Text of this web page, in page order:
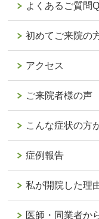
よくあるご質問
初めてご来院の
アクセス
ご来院者様の声
こんな症状の方
症例報告
私が開院した理
医師・同業者か